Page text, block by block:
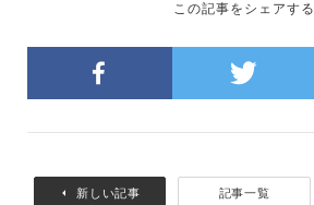
この記事をシェアする
新しい記事 記事一覧